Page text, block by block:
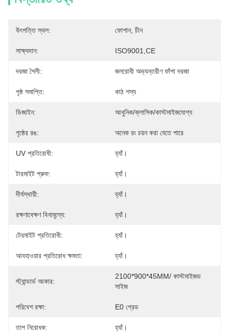
উৎপত্তি স্থল: ফোশান, চীন
সাক্ষ্যদান: ISO9001,CE
দরজা শৈলী: জলরোধী অভ্যন্তরীণ ফাঁপা দরজা
পৃষ্ঠ সমাপ্তি: কাঠ শস্য
ডিজাইন: আধুনিক/ক্লাসিক/কাস্টমাইজযোগ্য
পৃষ্ঠের রঙ: অনেক রং চয়ন করা যেতে পারে
UV প্রতিরোধী: হ্যাঁ।
টারমাইট প্রুফ: হ্যাঁ।
দীর্ঘস্থায়ী: হ্যাঁ।
রক্ষণাবেক্ষণ বিনামূল্যে: হ্যাঁ।
টেরমাইট প্রতিরোধী: হ্যাঁ।
আবহাওয়ার প্রতিরোধ ক্ষমতা: হ্যাঁ।
স্ট্যান্ডার্ড আকার:
2100*900*45MM/ কাস্টমাইজড
সাইজ
পরিবেশ রক্ষা: E0 গ্রেড
তাপ নিরোধক: হ্যাঁ।